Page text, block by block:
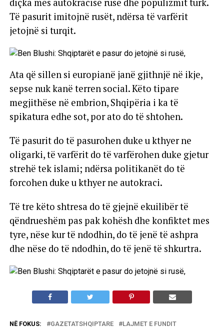
diçka mes autokracisë ruse dhe populizmit turk.
Të pasurit imitojnë rusët, ndërsa të varfërit
jetojnë si turqit.
Ata që sillen si europianë janë gjithnjë në ikje,
sepse nuk kanë terren social. Këto tipare
megjithëse në embrion, Shqipëria i ka të
spikatura edhe sot, por ato do të shtohen.
Të pasurit do të pasurohen duke u kthyer ne
oligarki, të varfërit do të varfërohen duke gjetur
strehë tek islami; ndërsa politikanët do të
forcohen duke u kthyer ne autokraci.
Të tre këto shtresa do të gjejnë ekuilibër të
qëndrueshëm pas pak kohësh dhe konfiktet mes
tyre, nëse kur të ndodhin, do të jenë të ashpra
dhe nëse do të ndodhin, do të jenë të shkurtra.
NË FOKUS: GAZETATSHQIPTARE LAJMET E FUNDIT